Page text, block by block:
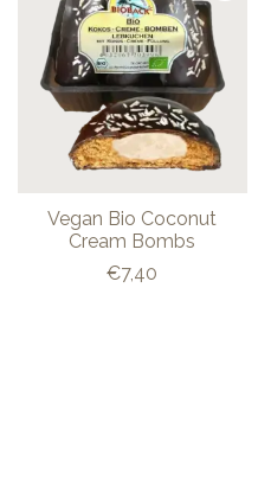
Vegan Bio Coconut
Cream Bombs
€7,40